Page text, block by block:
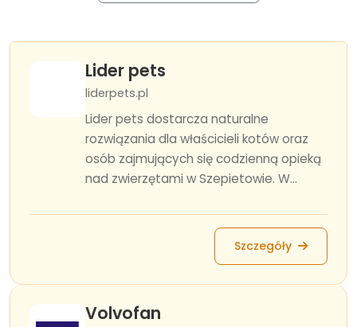
Lider pets
liderpets.pl
Lider pets dostarcza naturalne
rozwiązania dla właścicieli kotów oraz
osób zajmujących się codzienną opieką
nad zwierzętami w Szepietowie. W...
Szczegóły
Volvofan